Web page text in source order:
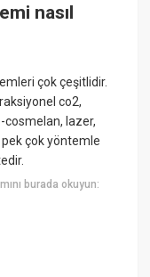
nasıl
çok çeşitlidir.
co2,
cosmelan, lazer,
pek çok yöntemle
burada okuyun: